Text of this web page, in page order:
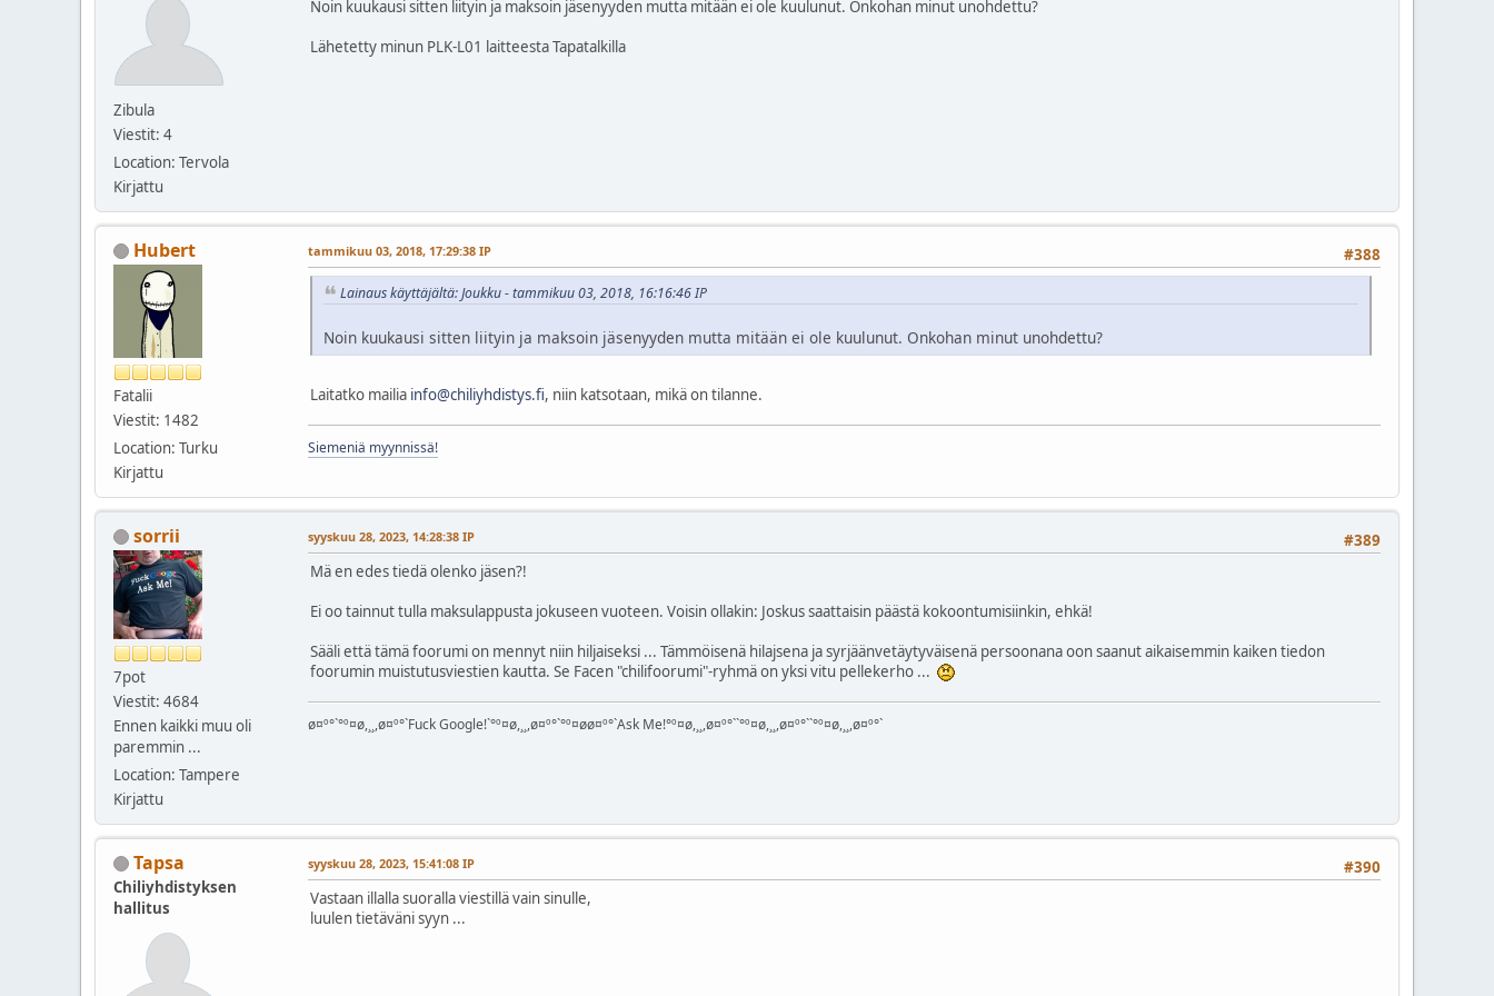
Zibula
Viestit: 4
Location: Tervola
Kirjattu
Noin kuukausi sitten liityin ja maksoin jäsenyyden mutta mitään ei ole kuulunut. Onkohan minut unohdettu?
Lähetetty minun PLK-L01 laitteesta Tapatalkilla
Hubert
Fatalii
Viestit: 1482
Location: Turku
Kirjattu
#388
tammikuu 03, 2018, 17:29:38 IP
Lainaus käyttäjältä: Joukku - tammikuu 03, 2018, 16:16:46 IP
Noin kuukausi sitten liityin ja maksoin jäsenyyden mutta mitään ei ole kuulunut. Onkohan minut unohdettu?
Laitatko mailia info@chiliyhdistys.fi, niin katsotaan, mikä on tilanne.
Siemeniä myynnissä!
sorrii
7pot
Viestit: 4684
Ennen kaikki muu oli
paremmin ...
Location: Tampere
Kirjattu
#389
syyskuu 28, 2023, 14:28:38 IP
Mä en edes tiedä olenko jäsen?!
Ei oo tainnut tulla maksulappusta jokuseen vuoteen. Voisin ollakin: Joskus saattaisin päästä kokoontumisiinkin, ehkä!
Sääli että tämä foorumi on mennyt niin hiljaiseksi ... Tämmöisenä hilajsena ja syrjäänvetäytyväisenä persoonana oon saanut aikaisemmin kaiken tiedon
foorumin muistutusviestien kautta. Se Facen "chilifoorumi"-ryhmä on yksi vitu pellekerho ...
ø¤º°`°º¤ø,¸¸,ø¤º°`Fuck Google!`°º¤ø,¸¸,ø¤º°`°º¤øø¤º°`Ask Me!°º¤ø,¸¸,ø¤º°``°º¤ø,¸¸,ø¤º°``°º¤ø,¸¸,ø¤º°`
Tapsa
Chiliyhdistyksen
hallitus
#390
syyskuu 28, 2023, 15:41:08 IP
Vastaan illalla suoralla viestillä vain sinulle,
luulen tietäväni syyn ...